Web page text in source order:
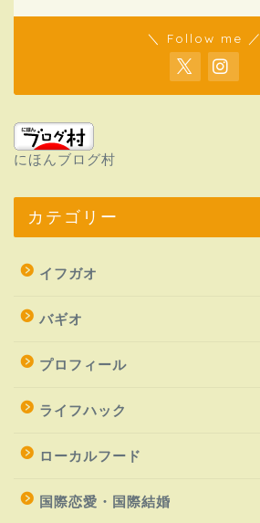
＼ Follow me ／
にほんブログ村
カテゴリー
イフガオ
バギオ
プロフィール
ライフハック
ローカルフード
国際恋愛・国際結婚